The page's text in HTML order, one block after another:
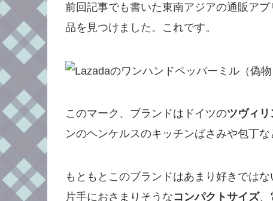
前回記事でも書いた東南アジアの通販アプ
品を見つけました。これです。
このマーク、ブランドはドイツのツヴィリ
ンのヘンケルスのキッチンばさみや包丁な
もともとこのブランドはあまり好きでは
片手におさまりそうなコンパクトサイズ、